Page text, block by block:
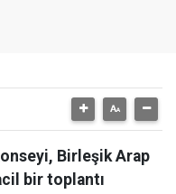
Birleşik Arap
bir toplantı